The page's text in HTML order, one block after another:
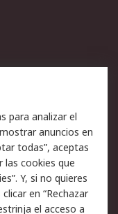
técnico
de privacidad -
para analizar el
anuncios en
todas”, aceptas
las cookies que
Y, si no quieres
en “Rechazar
el acceso a